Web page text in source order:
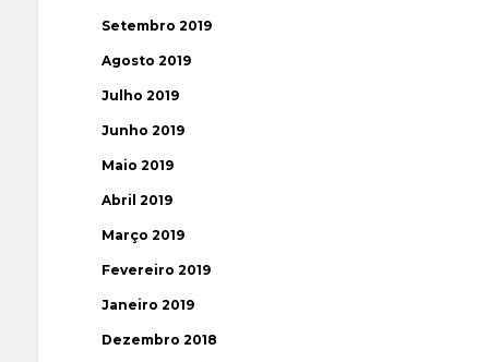
Setembro 2019
Agosto 2019
Julho 2019
Junho 2019
Maio 2019
Abril 2019
Março 2019
Fevereiro 2019
Janeiro 2019
Dezembro 2018